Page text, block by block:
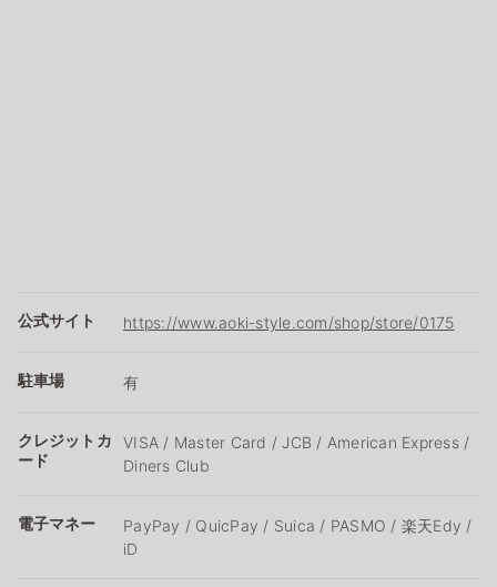
公式サイト https://www.aoki-style.com/shop/store/0175
駐車場 有
クレジットカ
ード
VISA / Master Card / JCB / American Express /
Diners Club
電子マネー
PayPay / QuicPay / Suica / PASMO / 楽天Edy /
iD